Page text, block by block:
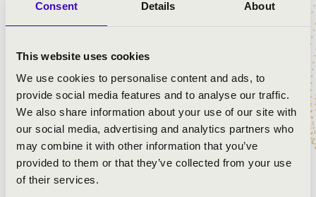
Consent Details About
This website uses cookies
We use cookies to personalise content and ads, to
provide social media features and to analyse our traffic.
We also share information about your use of our site with
our social media, advertising and analytics partners who
may combine it with other information that you’ve
provided to them or that they’ve collected from your use
of their services.
A fecske:
- Parigi! È la città dei desideri
- Chi il bel sogno di Doretta
- Ma come puoi lasciarmi
Capriccio Sinfonico - részlet
Bohémélet:
- Che gelida manina